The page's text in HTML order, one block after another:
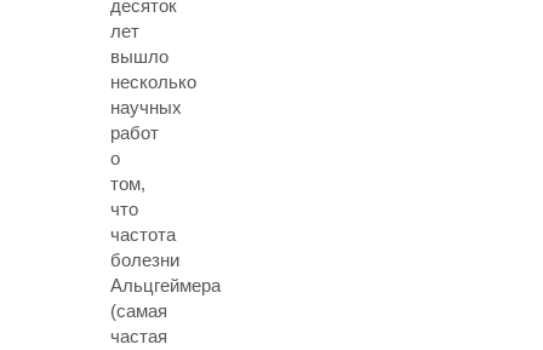
десяток
лет
вышло
несколько
научных
работ
о
том,
что
частота
болезни
Альцгеймера
(самая
частая